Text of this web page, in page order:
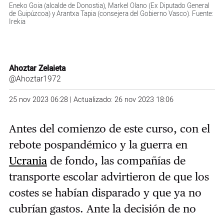
Eneko Goia (alcalde de Donostia), Markel Olano (Ex Diputado General
de Guipúzcoa) y Arantxa Tapia (consejera del Gobierno Vasco). Fuente:
Irekia
Ahoztar Zelaieta
@Ahoztar1972
25 nov 2023 06:28 | Actualizado: 26 nov 2023 18:06
Antes del comienzo de este curso, con el
rebote pospandémico y la guerra en
Ucraniade fondo, las compañías de
transporte escolar advirtieron de que los
costes se habían disparado y que ya no
cubrían gastos. Ante la decisión de no